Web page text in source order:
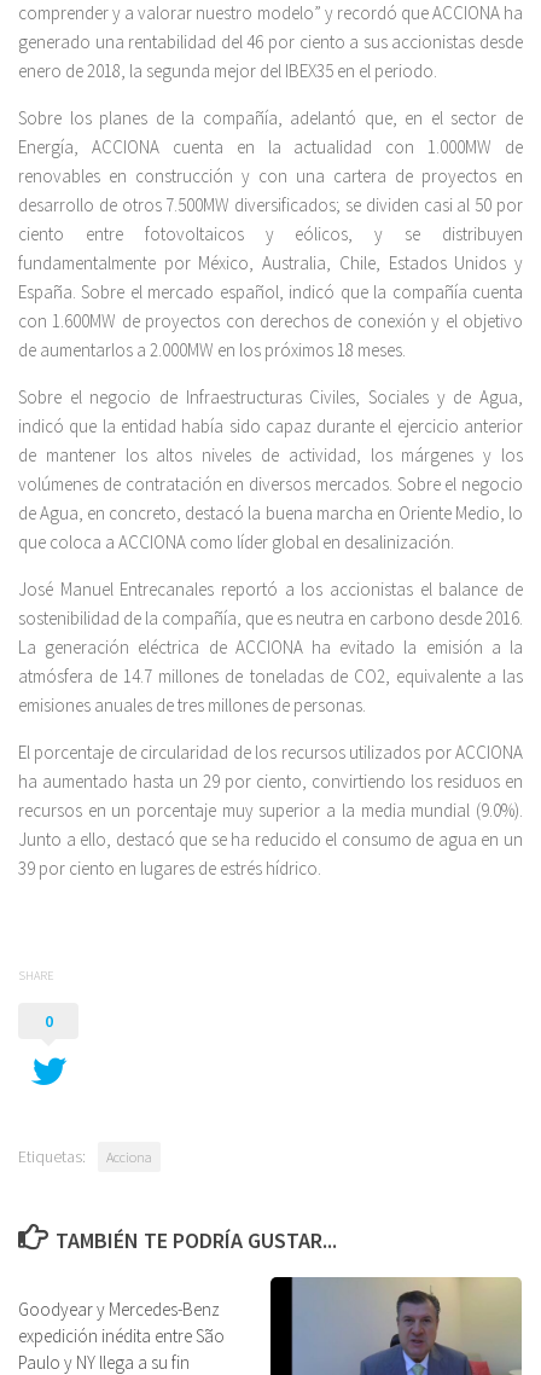
comprender y a valorar nuestro modelo” y recordó que ACCIONA ha
generado una rentabilidad del 46 por ciento a sus accionistas desde
enero de 2018, la segunda mejor del IBEX35 en el periodo.
Sobre los planes de la compañía, adelantó que, en el sector de
Energía, ACCIONA cuenta en la actualidad con 1.000MW de
renovables en construcción y con una cartera de proyectos en
desarrollo de otros 7.500MW diversificados; se dividen casi al 50 por
ciento entre fotovoltaicos y eólicos, y se distribuyen
fundamentalmente por México, Australia, Chile, Estados Unidos y
España. Sobre el mercado español, indicó que la compañía cuenta
con 1.600MW de proyectos con derechos de conexión y el objetivo
de aumentarlos a 2.000MW en los próximos 18 meses.
Sobre el negocio de Infraestructuras Civiles, Sociales y de Agua,
indicó que la entidad había sido capaz durante el ejercicio anterior
de mantener los altos niveles de actividad, los márgenes y los
volúmenes de contratación en diversos mercados. Sobre el negocio
de Agua, en concreto, destacó la buena marcha en Oriente Medio, lo
que coloca a ACCIONA como líder global en desalinización.
José Manuel Entrecanales reportó a los accionistas el balance de
sostenibilidad de la compañía, que es neutra en carbono desde 2016.
La generación eléctrica de ACCIONA ha evitado la emisión a la
atmósfera de 14.7 millones de toneladas de CO2, equivalente a las
emisiones anuales de tres millones de personas.
El porcentaje de circularidad de los recursos utilizados por ACCIONA
ha aumentado hasta un 29 por ciento, convirtiendo los residuos en
recursos en un porcentaje muy superior a la media mundial (9.0%).
Junto a ello, destacó que se ha reducido el consumo de agua en un
39 por ciento en lugares de estrés hídrico.
SHARE
0
Etiquetas: Acciona
TAMBIÉN TE PODRÍA GUSTAR...
Goodyear y Mercedes-Benz
expedición inédita entre São
Paulo y NY llega a su fin